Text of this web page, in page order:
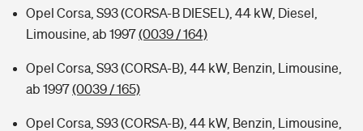
Opel Corsa, S93 (CORSA-B DIESEL), 44 kW, Diesel,
Limousine, ab 1997(0039 / 164)
Opel Corsa, S93 (CORSA-B), 44 kW, Benzin, Limousine,
ab 1997(0039 / 165)
Opel Corsa, S93 (CORSA-B), 44 kW, Benzin, Limousine,